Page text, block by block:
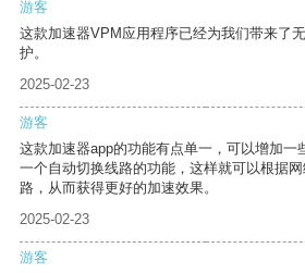
游客
这款加速器VPM应用程序已经为我们带来了
护。
2025-02-23
游客
这款加速器app的功能有点单一，可以增加一
一个自动切换线路的功能，这样就可以根据
路，从而获得更好的加速效果。
2025-02-23
游客